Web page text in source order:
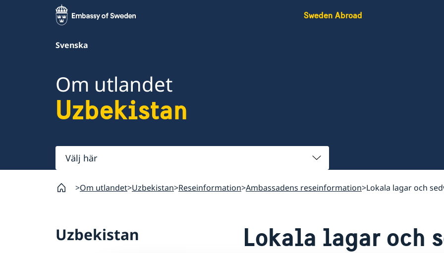
Sweden Abroad
Svenska
Om utlandet
Uzbekistan
Välj
här
Om utlandet Uzbekistan Reseinformation Ambassadens reseinformation Lokala lagar och
Uzbekistan Lokala lagar och